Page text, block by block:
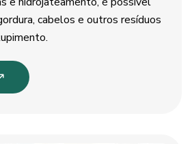
cabelos e outros resíduos